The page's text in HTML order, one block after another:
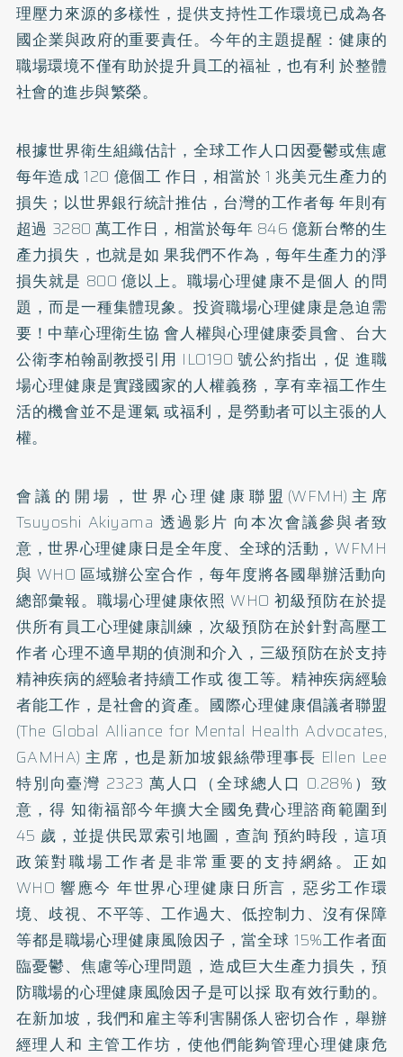
理壓力來源的多樣性，提供支持性工作環境已成為各
國企業與政府的重要責任。今年的主題提醒：健康的
職場環境不僅有助於提升員工的福祉，也有利 於整體
社會的進步與繁榮。
根據世界衛生組織估計，全球工作人口因憂鬱或焦慮
每年造成 120 億個工 作日，相當於 1 兆美元生產力的
損失；以世界銀行統計推估，台灣的工作者每 年則有
超過 3280 萬工作日，相當於每年 846 億新台幣的生
產力損失，也就是如 果我們不作為，每年生產力的淨
損失就是 800 億以上。職場心理健康不是個人 的問
題，而是一種集體現象。投資職場心理健康是急迫需
要！中華心理衛生協 會人權與心理健康委員會、台大
公衛李柏翰副教授引用 ILO190 號公約指出，促 進職
場心理健康是實踐國家的人權義務，享有幸福工作生
活的機會並不是運氣 或福利，是勞動者可以主張的人
權。
會議的開場，世界心理健康聯盟(WFMH)主席
Tsuyoshi Akiyama 透過影片 向本次會議參與者致
意，世界心理健康日是全年度、全球的活動，WFMH
與 WHO 區域辦公室合作，每年度將各國舉辦活動向
總部彙報。職場心理健康依照 WHO 初級預防在於提
供所有員工心理健康訓練，次級預防在於針對高壓工
作者 心理不適早期的偵測和介入，三級預防在於支持
精神疾病的經驗者持續工作或 復工等。精神疾病經驗
者能工作，是社會的資產。國際心理健康倡議者聯盟
(The Global Alliance for Mental Health Advocates,
GAMHA) 主席，也是新加坡銀絲帶理事長 Ellen Lee
特別向臺灣 2323 萬人口（全球總人口 0.28%）致
意，得 知衛福部今年擴大全國免費心理諮商範圍到
45 歲，並提供民眾索引地圖，查詢 預約時段，這項
政策對職場工作者是非常重要的支持網絡。正如
WHO 響應今 年世界心理健康日所言，惡劣工作環
境、歧視、不平等、工作過大、低控制力、沒有保障
等都是職場心理健康風險因子，當全球 15%工作者面
臨憂鬱、焦慮等心理問題，造成巨大生產力損失，預
防職場的心理健康風險因子是可以採 取有效行動的。
在新加坡，我們和雇主等利害關係人密切合作，舉辦
經理人和 主管工作坊，使他們能夠管理心理健康危